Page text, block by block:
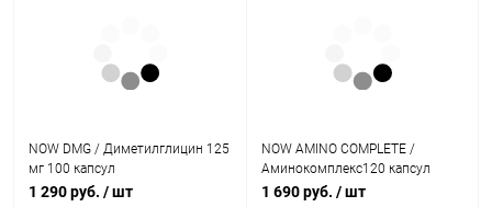
NOW DMG / Диметилглицин 125
мг 100 капсул
1 290 руб. / шт
NOW AMINO COMPLETE /
Аминокомплекс120 капсул
1 690 руб. / шт